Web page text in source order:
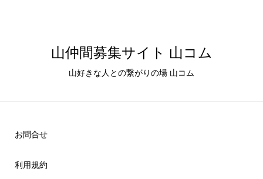
山仲間募集サイト 山コム
山好きな人との繋がりの場 山コム
お問合せ
利用規約